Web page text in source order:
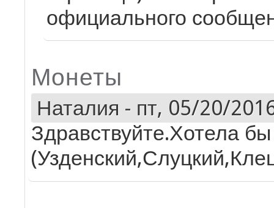
официального
Монеты
Наталия - пт, 05/20/
Здравствуйте.Хотела